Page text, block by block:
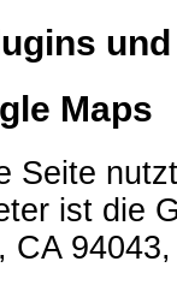
Maps
Seite
ist die
CA